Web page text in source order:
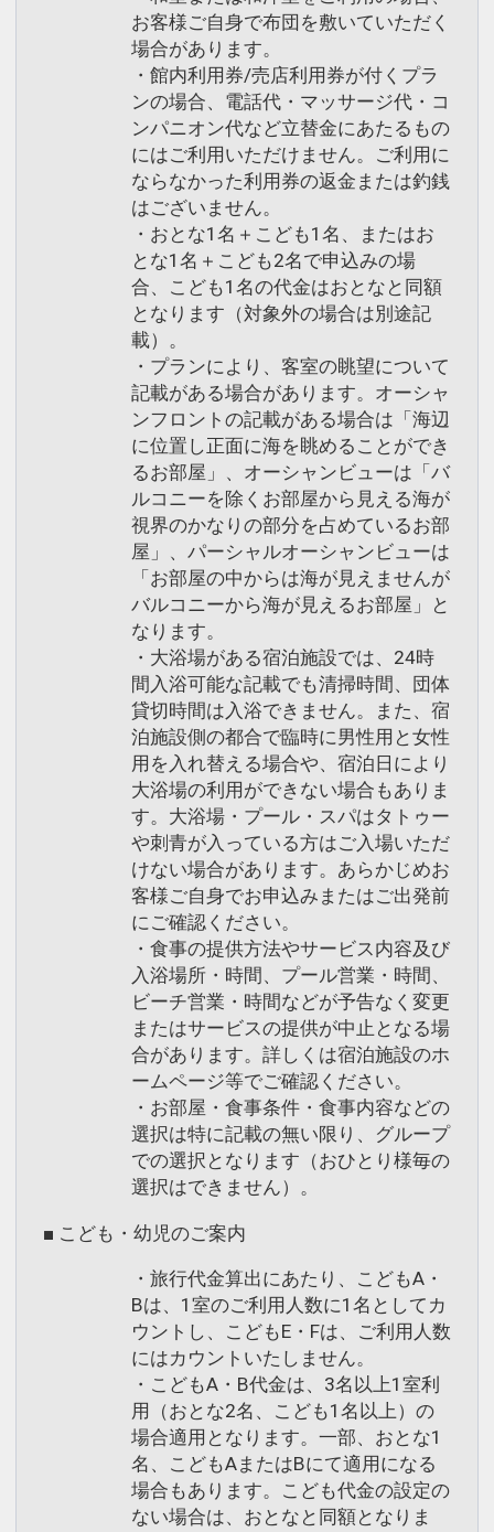
お客様ご自身で布団を敷いていただく
場合があります。
・館内利用券/売店利用券が付くプラ
ンの場合、電話代・マッサージ代・コ
ンパニオン代など立替金にあたるもの
にはご利用いただけません。ご利用に
ならなかった利用券の返金または釣銭
はございません。
・おとな1名＋こども1名、またはお
とな1名＋こども2名で申込みの場
合、こども1名の代金はおとなと同額
となります（対象外の場合は別途記
載）。
・プランにより、客室の眺望について
記載がある場合があります。オーシャ
ンフロントの記載がある場合は「海辺
に位置し正面に海を眺めることができ
るお部屋」、オーシャンビューは「バ
ルコニーを除くお部屋から見える海が
視界のかなりの部分を占めているお部
屋」、パーシャルオーシャンビューは
「お部屋の中からは海が見えませんが
バルコニーから海が見えるお部屋」と
なります。
・大浴場がある宿泊施設では、24時
間入浴可能な記載でも清掃時間、団体
貸切時間は入浴できません。また、宿
泊施設側の都合で臨時に男性用と女性
用を入れ替える場合や、宿泊日により
大浴場の利用ができない場合もありま
す。大浴場・プール・スパはタトゥー
や刺青が入っている方はご入場いただ
けない場合があります。あらかじめお
客様ご自身でお申込みまたはご出発前
にご確認ください。
・食事の提供方法やサービス内容及び
入浴場所・時間、プール営業・時間、
ビーチ営業・時間などが予告なく変更
またはサービスの提供が中止となる場
合があります。詳しくは宿泊施設のホ
ームページ等でご確認ください。
・お部屋・食事条件・食事内容などの
選択は特に記載の無い限り、グループ
での選択となります（おひとり様毎の
選択はできません）。
■ こども・幼児のご案内
・旅行代金算出にあたり、こどもA・
Bは、1室のご利用人数に1名としてカ
ウントし、こどもE・Fは、ご利用人数
にはカウントいたしません。
・こどもA・B代金は、3名以上1室利
用（おとな2名、こども1名以上）の
場合適用となります。一部、おとな1
名、こどもAまたはBにて適用になる
場合もあります。こども代金の設定の
ない場合は、おとなと同額となりま